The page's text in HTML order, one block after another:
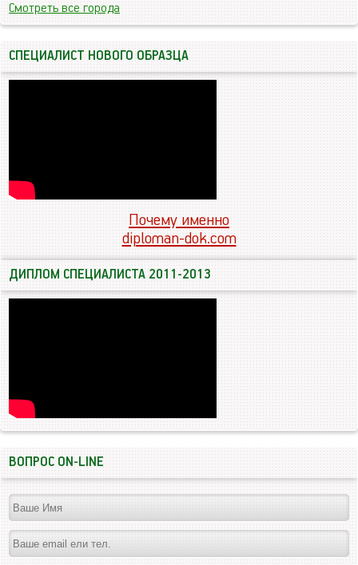
Смотреть все города
СПЕЦИАЛИСТ НОВОГО ОБРАЗЦА
Почему именно
diploman-dok.com
ДИПЛОМ СПЕЦИАЛИСТА 2011-2013
ВОПРОС ON-LINE